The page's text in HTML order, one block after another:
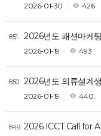
2026-01-30 426
851 2026년도 패션마케
2026-01-19 493
850 2026년도 의류설계
2026-01-19 440
849 2026 ICCT Call for